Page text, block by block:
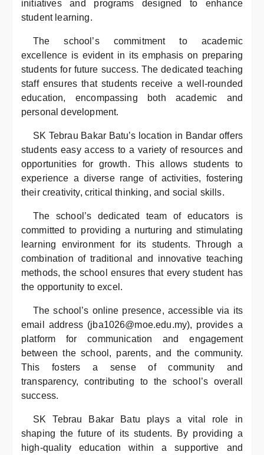
initiatives and programs designed to enhance
student learning.
The school’s commitment to academic
excellence is evident in its emphasis on preparing
students for future success. The dedicated teaching
staff ensures that students receive a well-rounded
education, encompassing both academic and
personal development.
SK Tebrau Bakar Batu’s location in Bandar offers
students easy access to a variety of resources and
opportunities for growth. This allows students to
experience a diverse range of activities, fostering
their creativity, critical thinking, and social skills.
The school’s dedicated team of educators is
committed to providing a nurturing and stimulating
learning environment for its students. Through a
combination of traditional and innovative teaching
methods, the school ensures that every student has
the opportunity to excel.
The school’s online presence, accessible via its
email address (jba1026@moe.edu.my), provides a
platform for communication and engagement
between the school, parents, and the community.
This fosters a sense of community and
transparency, contributing to the school’s overall
success.
SK Tebrau Bakar Batu plays a vital role in
shaping the future of its students. By providing a
high-quality education within a supportive and